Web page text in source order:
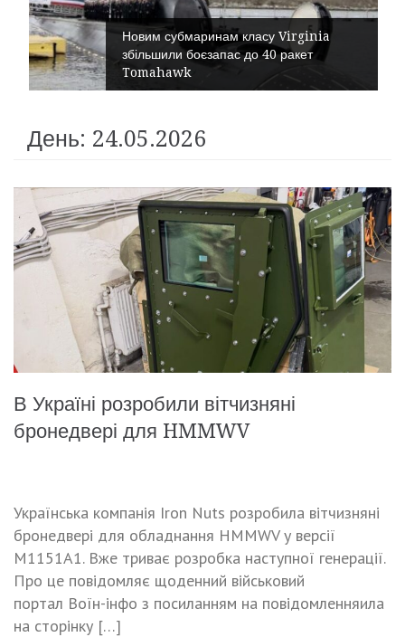
Новим субмаринам класу Virginia
збільшили боєзапас до 40 ракет
Tomahawk
День: 24.05.2026
В Україні розробили вітчизняні
бронедвері для HMMWV
Українська компанія Iron Nuts розробила вітчизняні
бронедвері для обладнання HMMWV у версії
M1151A1. Вже триває розробка наступної генерації.
Про це повідомляє щоденний військовий
портал Воїн-інфо з посиланням на повідомленняила
на сторінку […]